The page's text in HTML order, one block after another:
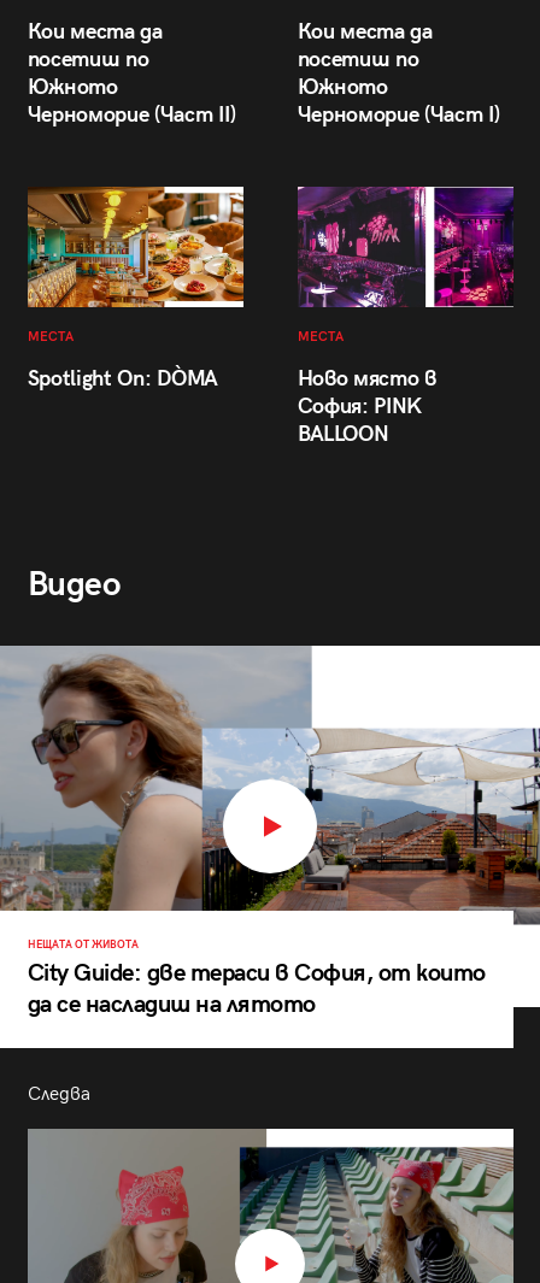
Кои места да
посетиш по
Южното
Черноморие (Част II)
Кои места да
посетиш по
Южното
Черноморие (Част I)
МЕСТА
Spotlight On: DÒMA
МЕСТА
Ново място в
София: PINK
BALLOON
Видео
НЕЩАТА ОТ ЖИВОТА
City Guide: две тераси в София, от които
да се насладиш на лятото
Следва